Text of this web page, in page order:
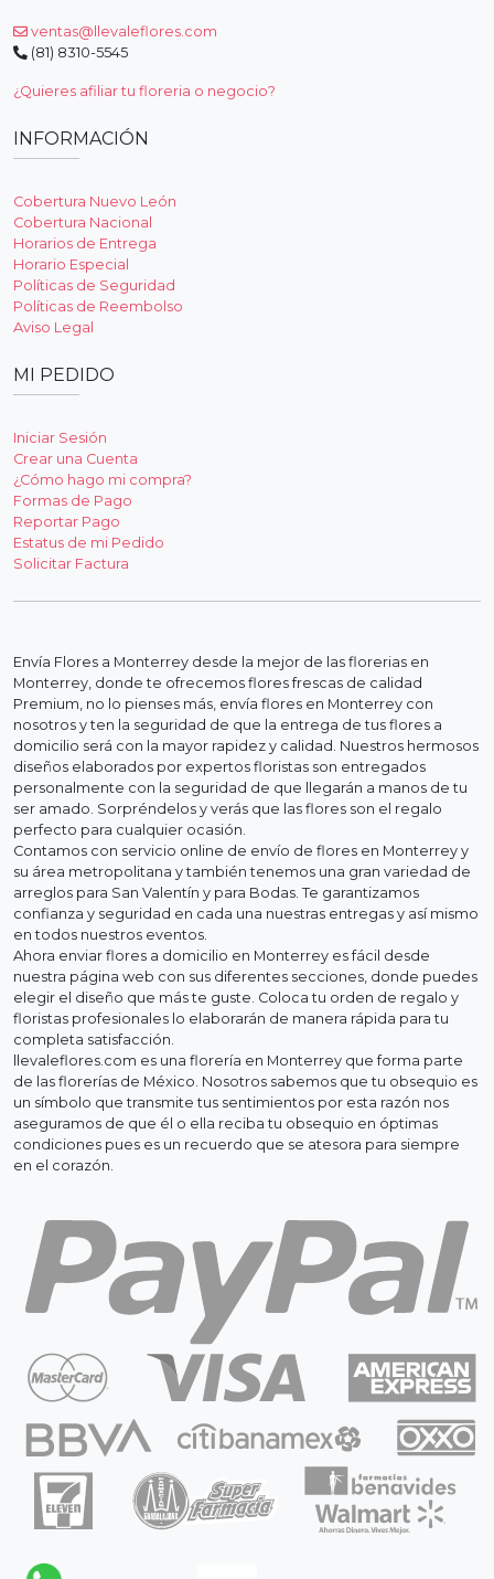
ventas@llevaleflores.com
(81) 8310-5545
¿Quieres afiliar tu floreria o negocio?
INFORMACIÓN
Cobertura Nuevo León
Cobertura Nacional
Horarios de Entrega
Horario Especial
Políticas de Seguridad
Políticas de Reembolso
Aviso Legal
MI PEDIDO
Iniciar Sesión
Crear una Cuenta
¿Cómo hago mi compra?
Formas de Pago
Reportar Pago
Estatus de mi Pedido
Solicitar Factura
Envía Flores a Monterrey desde la mejor de las florerias en
Monterrey, donde te ofrecemos flores frescas de calidad
Premium, no lo pienses más, envía flores en Monterrey con
nosotros y ten la seguridad de que la entrega de tus flores a
domicilio será con la mayor rapidez y calidad. Nuestros hermosos
diseños elaborados por expertos floristas son entregados
personalmente con la seguridad de que llegarán a manos de tu
ser amado. Sorpréndelos y verás que las flores son el regalo
perfecto para cualquier ocasión.
Contamos con servicio online de envío de flores en Monterrey y
su área metropolitana y también tenemos una gran variedad de
arreglos para San Valentín y para Bodas. Te garantizamos
confianza y seguridad en cada una nuestras entregas y así mismo
en todos nuestros eventos.
Ahora enviar flores a domicilio en Monterrey es fácil desde
nuestra página web con sus diferentes secciones, donde puedes
elegir el diseño que más te guste. Coloca tu orden de regalo y
floristas profesionales lo elaborarán de manera rápida para tu
completa satisfacción.
llevaleflores.com es una florería en Monterrey que forma parte
de las florerías de México. Nosotros sabemos que tu obsequio es
un símbolo que transmite tus sentimientos por esta razón nos
aseguramos de que él o ella reciba tu obsequio en óptimas
condiciones pues es un recuerdo que se atesora para siempre
en el corazón.